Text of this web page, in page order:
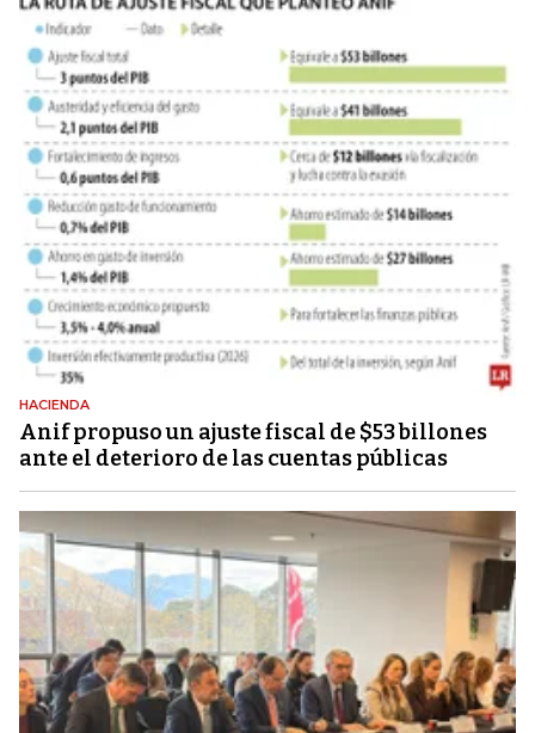
HACIENDA
Anif propuso un ajuste fiscal de $53 billones
ante el deterioro de las cuentas públicas